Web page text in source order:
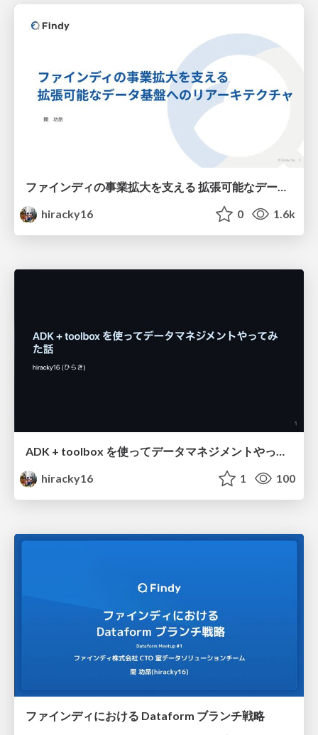
hiracky16
0 1.6k
ADK + toolbox を使ってデータマネジメントやってみた話
hiracky16
1 100
ファインディにおける Dataform ブランチ戦略